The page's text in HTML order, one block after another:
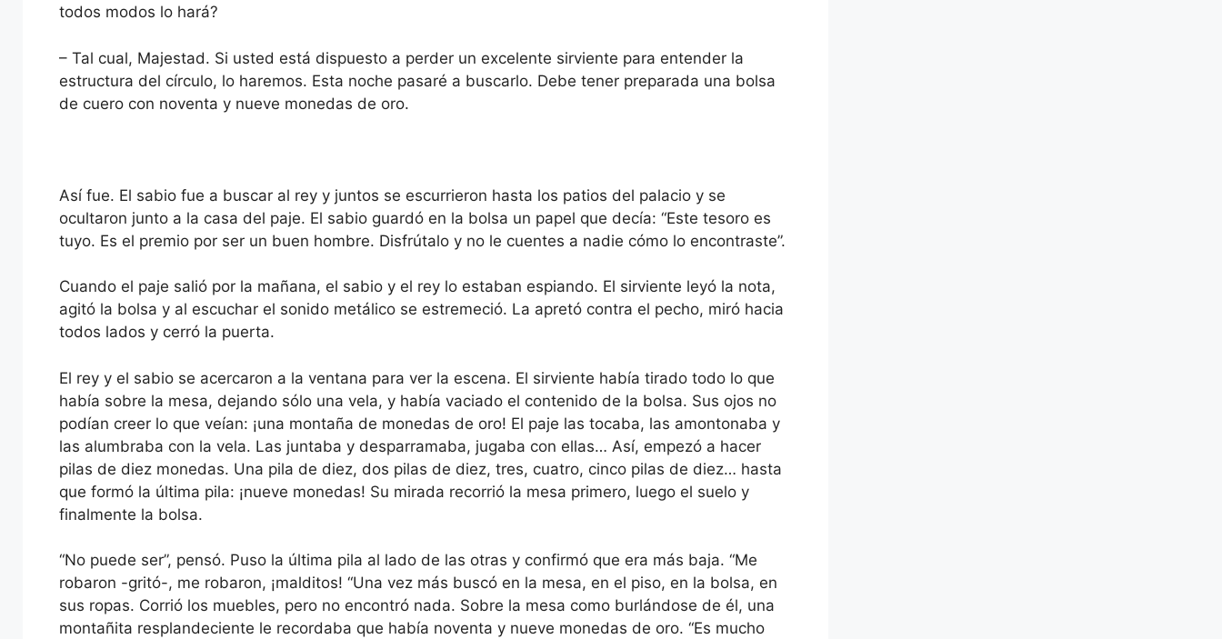
todos modos lo hará?
– Tal cual, Majestad. Si usted está dispuesto a perder un excelente sirviente para entender la
estructura del círculo, lo haremos. Esta noche pasaré a buscarlo. Debe tener preparada una bolsa
de cuero con noventa y nueve monedas de oro.
Así fue. El sabio fue a buscar al rey y juntos se escurrieron hasta los patios del palacio y se
ocultaron junto a la casa del paje. El sabio guardó en la bolsa un papel que decía: “Este tesoro es
tuyo. Es el premio por ser un buen hombre. Disfrútalo y no le cuentes a nadie cómo lo encontraste”.
Cuando el paje salió por la mañana, el sabio y el rey lo estaban espiando. El sirviente leyó la nota,
agitó la bolsa y al escuchar el sonido metálico se estremeció. La apretó contra el pecho, miró hacia
todos lados y cerró la puerta.
El rey y el sabio se acercaron a la ventana para ver la escena. El sirviente había tirado todo lo que
había sobre la mesa, dejando sólo una vela, y había vaciado el contenido de la bolsa. Sus ojos no
podían creer lo que veían: ¡una montaña de monedas de oro! El paje las tocaba, las amontonaba y
las alumbraba con la vela. Las juntaba y desparramaba, jugaba con ellas… Así, empezó a hacer
pilas de diez monedas. Una pila de diez, dos pilas de diez, tres, cuatro, cinco pilas de diez… hasta
que formó la última pila: ¡nueve monedas! Su mirada recorrió la mesa primero, luego el suelo y
finalmente la bolsa.
“No puede ser”, pensó. Puso la última pila al lado de las otras y confirmó que era más baja. “Me
robaron -gritó-, me robaron, ¡malditos! “Una vez más buscó en la mesa, en el piso, en la bolsa, en
sus ropas. Corrió los muebles, pero no encontró nada. Sobre la mesa como burlándose de él, una
montañita resplandeciente le recordaba que había noventa y nueve monedas de oro. “Es mucho